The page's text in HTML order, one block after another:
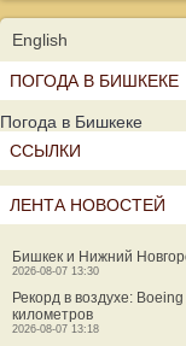
English
ПОГОДА В БИШКЕКЕ
Погода в Бишкеке
ССЫЛКИ
ЛЕНТА НОВОСТЕЙ
Бишкек и Нижний
2026-08-07 13:30
Рекорд в воздухе:
километров
2026-08-07 13:18